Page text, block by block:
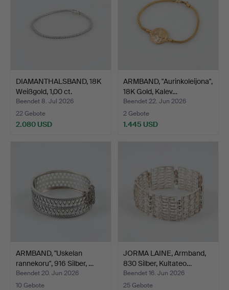
DIAMANTHALSBAND, 18K
Weißgold, 1,00 ct.
Beendet 8. Jul 2026
22 Gebote
2.080 USD
ARMBAND, "Aurinkoleijona",
18K Gold, Kalev…
Beendet 22. Jun 2026
2 Gebote
1.445 USD
ARMBAND, "Uskelan
rannekoru", 916 Silber, …
Beendet 20. Jun 2026
10 Gebote
JORMA LAINE, Armband,
830 Silber, Kultateo…
Beendet 16. Jun 2026
25 Gebote